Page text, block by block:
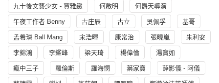
九十後文藝少女 - 賈雅緻 何啟明 何爵天導演
午夜工作者 Benny 古庄辰 古立 吳佩孚 基哥
孟希璘 Ball Mang 宋浩暉 康常治 張曉嵐 朱利安
李錦鴻 李鑑峰 梁天琦 楊偉倫 湯寳如
瘋中三子 羅倫斯 羅海憫 葉家寶 薛影儀 - 阿儀